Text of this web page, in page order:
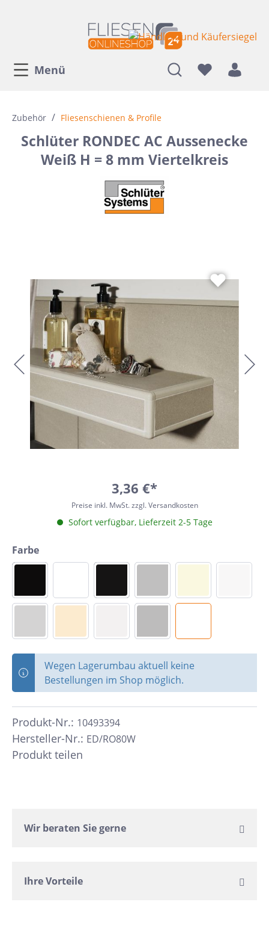
Menü
Zubehör / Fliesenschienen & Profile
Schlüter RONDEC AC Aussenecke
Weiß H = 8 mm Viertelkreis
3,36 €*
Preise inkl. MwSt. zzgl. Versandkosten
Sofort verfügbar, Lieferzeit 2-5 Tage
Farbe
Wegen Lagerumbau aktuell keine
Bestellungen im Shop möglich.
Hersteller-Nr.: ED/RO80W
Produkt-Nr.: 10493394
Produkt teilen
Wir beraten Sie gerne
Ihre Vorteile